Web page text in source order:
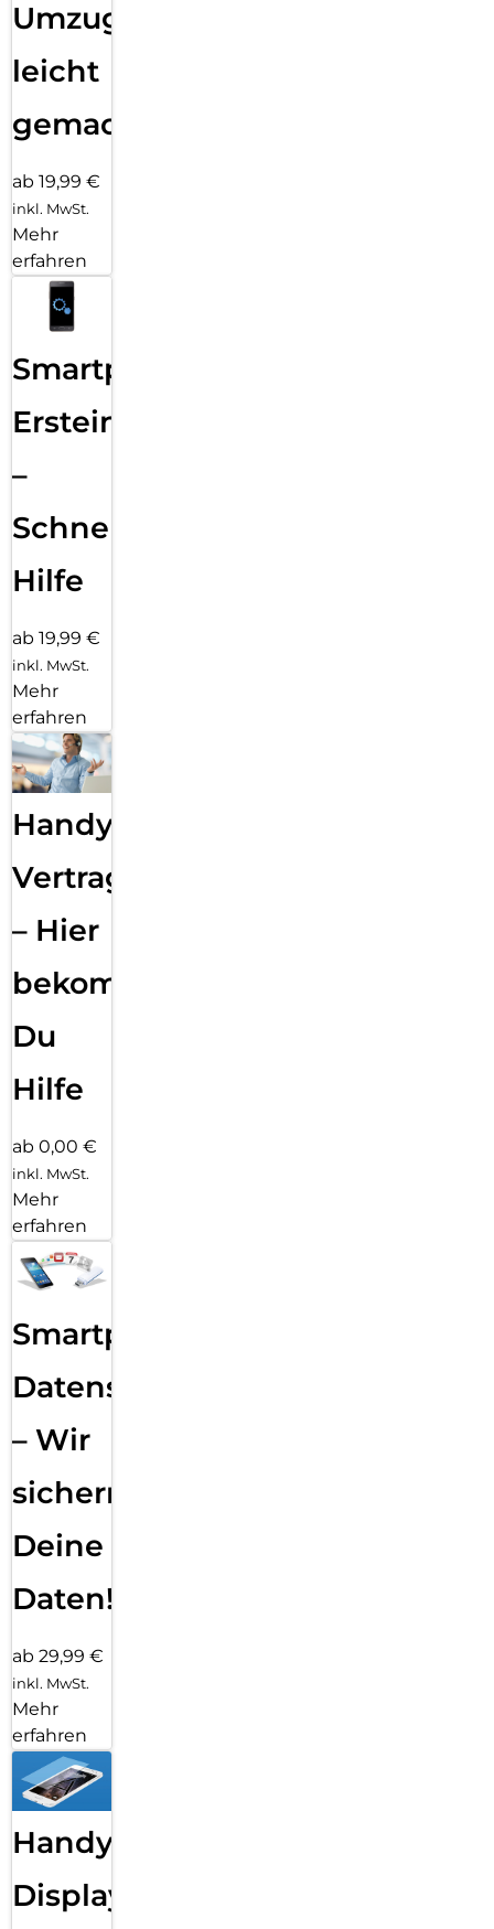
Umzug
leicht
gemacht!
ab 19,99 €
inkl. MwSt.
Mehr
erfahren
Smartphone
Ersteinrichtung
–
Schnelle
Hilfe
ab 19,99 €
inkl. MwSt.
Mehr
erfahren
Handy
Vertragsabwicklung
– Hier
bekommst
Du
Hilfe
ab 0,00 €
inkl. MwSt.
Mehr
erfahren
Smartphone
Datensicherung
– Wir
sichern
Deine
Daten!
ab 29,99 €
inkl. MwSt.
Mehr
erfahren
Handy
Displayfolie